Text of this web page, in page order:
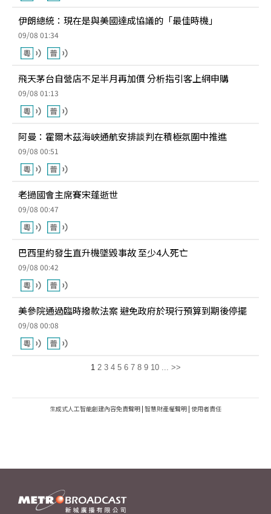
伊朗總統：現在是與美國達成協議的「最佳時機」
09/08 01:34
飛天茅台自營店不足半月再加價 分析指引客上網申購
09/08 01:13
阿曼：霍爾木茲海峽通航安排談判在積極氛圍中推進
09/08 00:51
老撾國會主席賽宋蓬逝世
09/08 00:47
巴西里約發生直升機墜毀事故 至少4人死亡
09/08 00:42
美參院通過臨時撥款法案 避免政府於現行預算到期後停擺
09/08 00:08
1 2 3 4 5 6 7 8 9 10 ... >>
生成式人工智能創建內容免責聲明 | 智慧財產權聲明 | 使用者責任